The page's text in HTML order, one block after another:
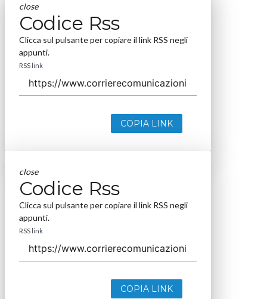
close
Codice Rss
Clicca sul pulsante per copiare il link RSS negli
appunti.
RSS link
COPIA LINK
close
Codice Rss
Clicca sul pulsante per copiare il link RSS negli
appunti.
RSS link
COPIA LINK